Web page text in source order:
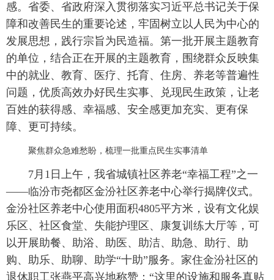
感。省委、省政府深入贯彻落实习近平总书记关于保
障和改善民生的重要论述，牢固树立以人民为中心的
发展思想，践行宗旨为民造福。第一批开展主题教育
的单位，结合正在开展的主题教育，围绕群众反映集
中的就业、教育、医疗、托育、住房、养老等普遍性
问题，优质高效办好民生实事、兑现民生政策，让老
百姓的获得感、幸福感、安全感更加充实、更有保
障、更可持续。
聚焦群众急难愁盼，梳理一批重点民生实事清单
7月1日上午，我省城镇社区养老“幸福工程”之一
——临汾市尧都区金汾社区养老中心举行揭牌仪式。
金汾社区养老中心使用面积4805平方米，设有文化娱
乐区、社区食堂、失能护理区、康复训练大厅等，可
以开展助餐、助浴、助医、助洁、助急、助行、助
购、助乐、助聊、助学“十助”服务。家住金汾社区的
退休职工张燕平高兴地称赞：“这里的设施和服务真贴